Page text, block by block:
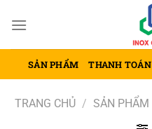
đến
SẢN PHẨM THANH TOÁN
TRANG CHỦ / SẢN PHẨM